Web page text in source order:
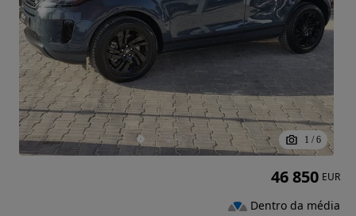
1 / 6
46 850 EUR
Dentro da média